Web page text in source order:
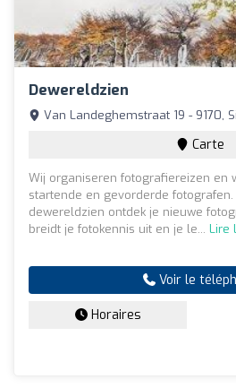
Dewereldzien
Van Landeghemstraat 19 - 9170,
Carte
Wij organiseren fotografiereizen en
startende en gevorderde fotografen.
dewereldzien ontdek je nieuwe
breidt je fotokennis uit en je le... Lire
Voir le
Horaires